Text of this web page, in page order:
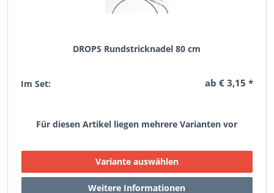
DROPS Rundstricknadel 80 cm
Im Set: ab € 3,15 *
Für diesen Artikel liegen mehrere Varianten vor